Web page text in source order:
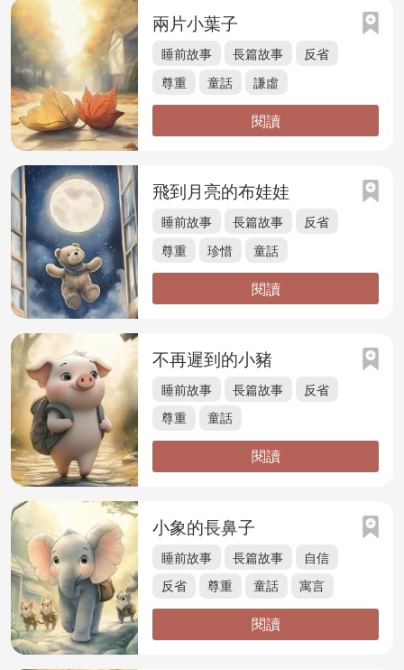
兩片小葉子
睡前故事 長篇故事
反省
尊重
童話 謙虛
閱讀
飛到月亮的布娃娃
睡前故事 長篇故事
反省
尊重
珍惜 童話
閱讀
不再遲到的小豬
睡前故事 長篇故事
反省
尊重
童話
閱讀
小象的長鼻子
睡前故事 長篇故事
自信
反省
尊重 童話 寓言
閱讀